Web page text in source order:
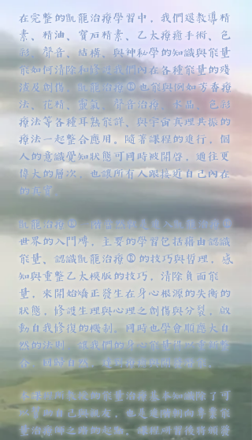
在完整的凱龍治療學習中，我們還教導精
素、精油、寶石精素、乙太療癒手術、色
彩、聲音、結構、與神秘學的知識與能量
能如何清除和修護我們內在各種能量的殘
渣及創傷。凱龍治療®也能與例如芳香療
法、花精、靈氣、聲音治療、水晶、色彩
療法等各種耳熟能詳、與宇宙真理共振的
療法一起整合應用。隨著課程的進行，個
人的意識覺知狀態可同時被開啓，通往更
偉大的層次，也讓所有人跟接近自己內在
的真實。
凱龍治療®一階當然就是進入凱龍治療®
世界的入門磚，主要的學習包括藉由認識
能量、認識凱龍治療®的技巧與哲理，感
知與重整乙太模版的技巧，清除負面能
量，來開始矯正發生在身心根源的失衡的
狀態，修護生理與心理之創傷與分裂，啟
動自我修復的機制。同時也學會順應大自
然的法則，讓我們的身心能量得以重新整
合，回歸自然，達到療癒與開發潛能。
本課程所教授的能量治療基本知識除了可
以幫助自己與親友，也是進階朝向專業能
量治療師之路的起點。課程研習後將頒發